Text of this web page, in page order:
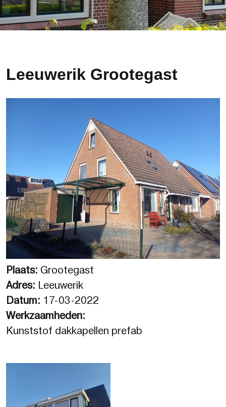
Leeuwerik Grootegast
Plaats: Grootegast
Adres: Leeuwerik
Datum: 17-03-2022
Werkzaamheden:
Kunststof dakkapellen prefab